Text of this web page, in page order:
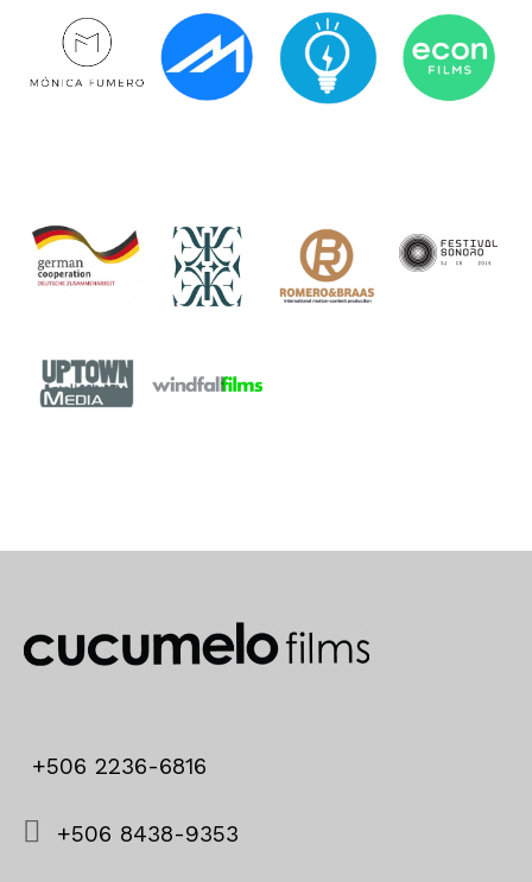
+506 2236-6816
+506 8438-9353